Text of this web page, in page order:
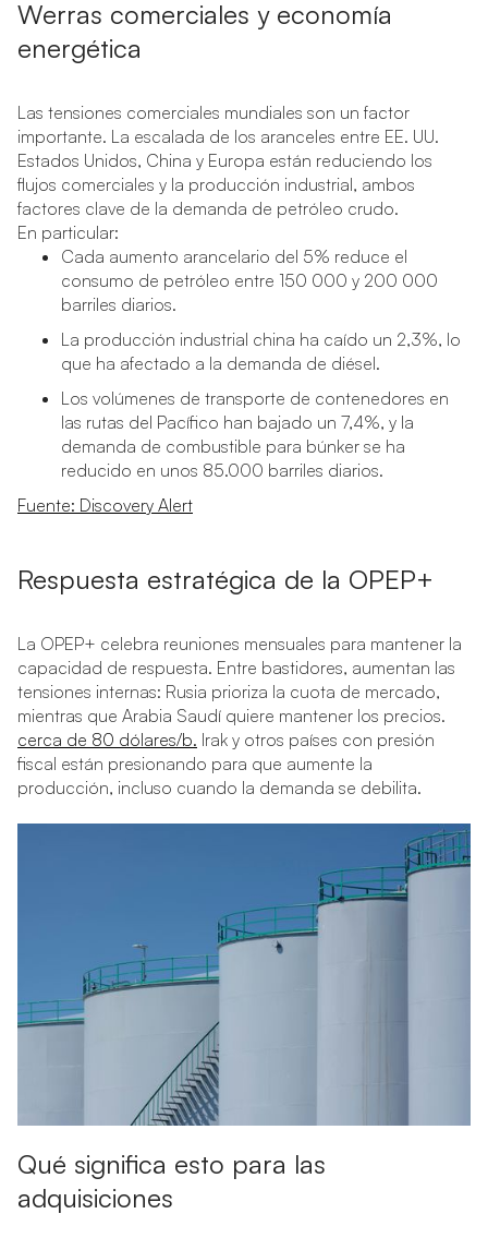
Werras comerciales y economía
energética
Las tensiones comerciales mundiales son un factor
importante. La escalada de los aranceles entre EE. UU.
Estados Unidos, China y Europa están reduciendo los
flujos comerciales y la producción industrial, ambos
factores clave de la demanda de petróleo crudo.
En particular:
Cada aumento arancelario del 5% reduce el
consumo de petróleo entre 150 000 y 200 000
barriles diarios.
La producción industrial china ha caído un 2,3%, lo
que ha afectado a la demanda de diésel.
Los volúmenes de transporte de contenedores en
las rutas del Pacífico han bajado un 7,4%, y la
demanda de combustible para búnker se ha
reducido en unos 85.000 barriles diarios.
Fuente: Discovery Alert
Respuesta estratégica de la OPEP+
La OPEP+ celebra reuniones mensuales para mantener la
capacidad de respuesta. Entre bastidores, aumentan las
tensiones internas: Rusia prioriza la cuota de mercado,
mientras que Arabia Saudí quiere mantener los precios.
cerca de 80 dólares/b. Irak y otros países con presión
fiscal están presionando para que aumente la
producción, incluso cuando la demanda se debilita.
Qué significa esto para las
adquisiciones